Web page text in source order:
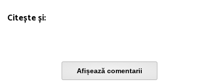
Citește și:
Afișează comentarii